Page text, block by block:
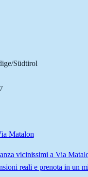
Südtirol
Matalon
vicinissimi a Via
reali e prenota in un